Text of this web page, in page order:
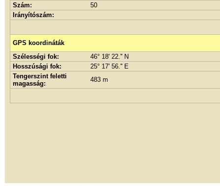
Szám:
50
Irányítószám:
GPS koordináták
Szélességi fok:
46° 18' 22.'' N
Hosszúsági fok:
25° 17' 56.'' E
Tengerszint feletti
magasság:
483 m